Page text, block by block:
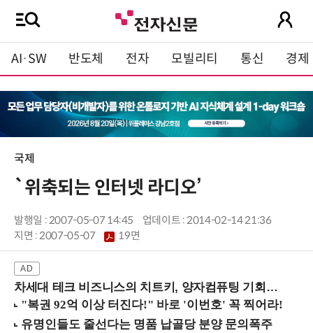
AI·SW 반도체 전자 모빌리티 통신 경제
국제
`위축되는 인터넷 라디오’
발행일 : 2007-05-07 14:45
업데이트 : 2014-02-14 21:36
지면 :2007-05-07 19면
차세대 테크 비즈니스의 치트키, 양자컴퓨팅 기회를 선점하라! (8/28 강남역)